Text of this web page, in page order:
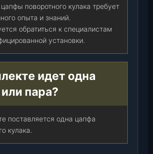
поворотного кулака требует
опыта и знаний.
обратиться к специалистам
установки.
идет одна
пара?
поставляется одна цапфа
кулака.